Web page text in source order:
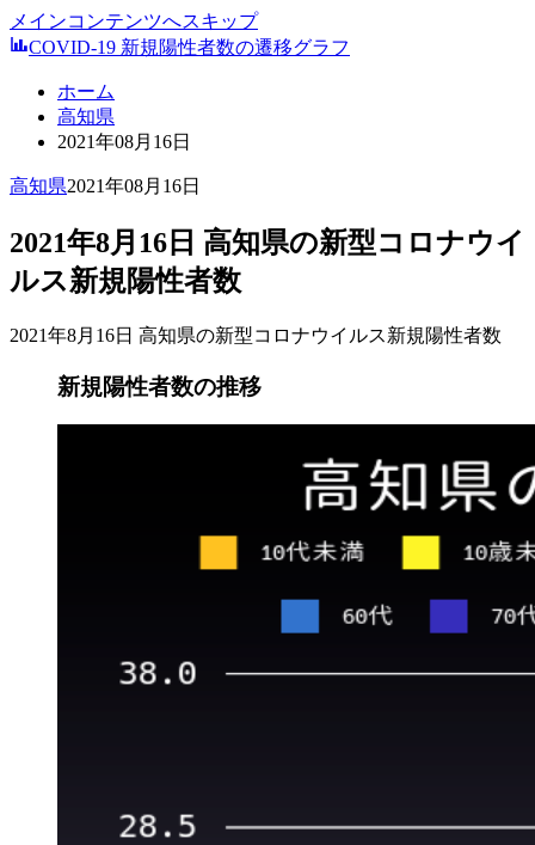
メインコンテンツへスキップ
COVID-19 新規陽性者数の遷移グラフ
ホーム
高知県
2021年08月16日
高知県2021年08月16日
2021年8月16日 高知県の新型コロナウイ
ルス新規陽性者数
2021年8月16日 高知県の新型コロナウイルス新規陽性者数
新規陽性者数の推移